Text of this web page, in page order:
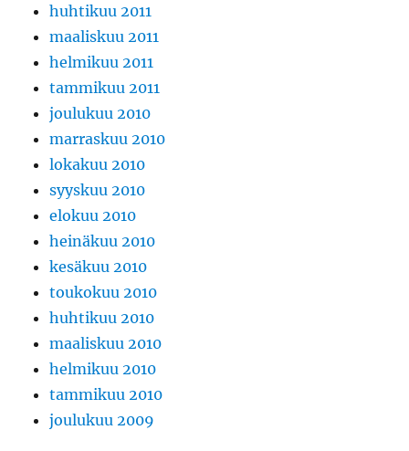
huhtikuu 2011
maaliskuu 2011
helmikuu 2011
tammikuu 2011
joulukuu 2010
marraskuu 2010
lokakuu 2010
syyskuu 2010
elokuu 2010
heinäkuu 2010
kesäkuu 2010
toukokuu 2010
huhtikuu 2010
maaliskuu 2010
helmikuu 2010
tammikuu 2010
joulukuu 2009